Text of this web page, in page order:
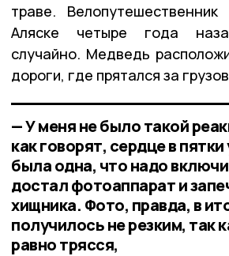
траве.
Аляске четыре года
случайно. Медведь
дороги, где прятался за
— У меня не было такой
как говорят, сердце в
была одна, что надо
достал фотоаппарат и
хищника. Фото, правда, в
получилось не резким, так
равно трясся,